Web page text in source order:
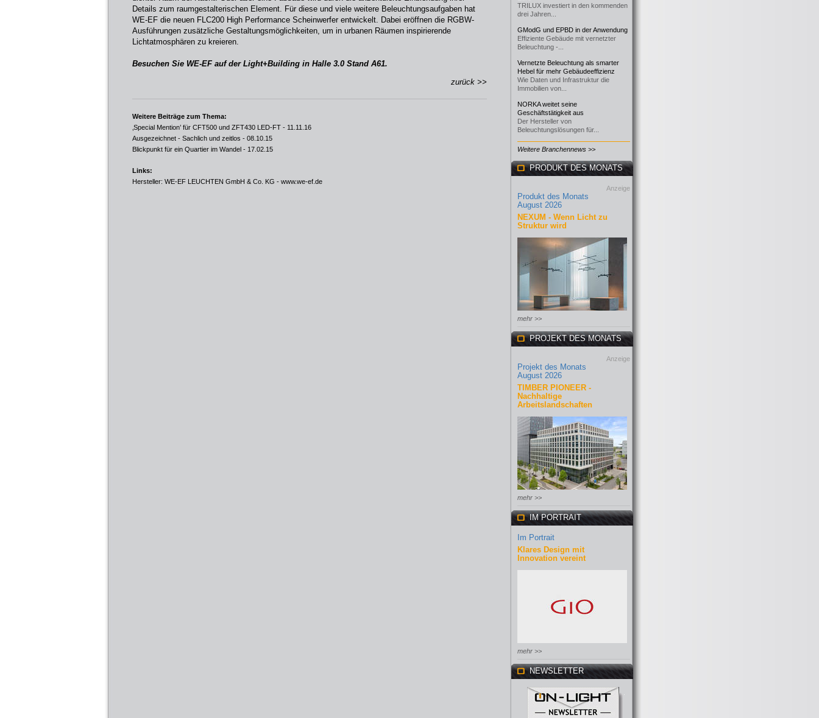
Details zum raumgestalterischen Element. Für diese und viele weitere Beleuchtungsaufgaben hat
WE-EF die neuen FLC200 High Performance Scheinwerfer entwickelt. Dabei eröffnen die RGBW-
Ausführungen zusätzliche Gestaltungsmöglichkeiten, um in urbanen Räumen inspirierende
Lichtatmosphären zu kreieren.
Besuchen Sie WE-EF auf der Light+Building in Halle 3.0 Stand A61.
zurück >>
Weitere Beiträge zum Thema:
‚Special Mention’ für CFT500 und ZFT430 LED-FT - 11.11.16
Ausgezeichnet - Sachlich und zeitlos - 08.10.15
Blickpunkt für ein Quartier im Wandel - 17.02.15
Links:
Hersteller: WE-EF LEUCHTEN GmbH & Co. KG - www.we-ef.de
TRILUX investiert in den kommenden
drei Jahren...
GModG und EPBD in der Anwendung
Effiziente Gebäude mit vernetzter
Beleuchtung -...
Vernetzte Beleuchtung als smarter
Hebel für mehr Gebäudeeffizienz
Wie Daten und Infrastruktur die
Immobilien von...
NORKA weitet seine
Geschäftstätigkeit aus
Der Hersteller von
Beleuchtungslösungen für...
Weitere Branchennews >>
PRODUKT DES MONATS
Anzeige
Produkt des Monats
August 2026
NEXUM - Wenn Licht zu
Struktur wird
mehr >>
PROJEKT DES MONATS
Anzeige
Projekt des Monats
August 2026
TIMBER PIONEER -
Nachhaltige
Arbeitslandschaften
mehr >>
IM PORTRAIT
Im Portrait
Klares Design mit
Innovation vereint
mehr >>
NEWSLETTER